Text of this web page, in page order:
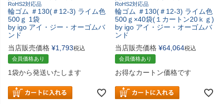
RoHS2対応品
輪ゴム ＃130(＃12-3) ライム色
500ｇ 1袋
by igo アイ・ジー・オーゴムバ
ンド
当店販売価格 ¥1,793税込
会員価格あり
1袋から発送いたします
RoHS2対応品
輪ゴム ＃130(＃12-3) ライム色
500ｇ×40袋(１カートン20ｋｇ)
by igo アイ・ジー・オーゴムバ
ンド
当店販売価格 ¥64,064税込
会員価格あり
お得なカートン価格です